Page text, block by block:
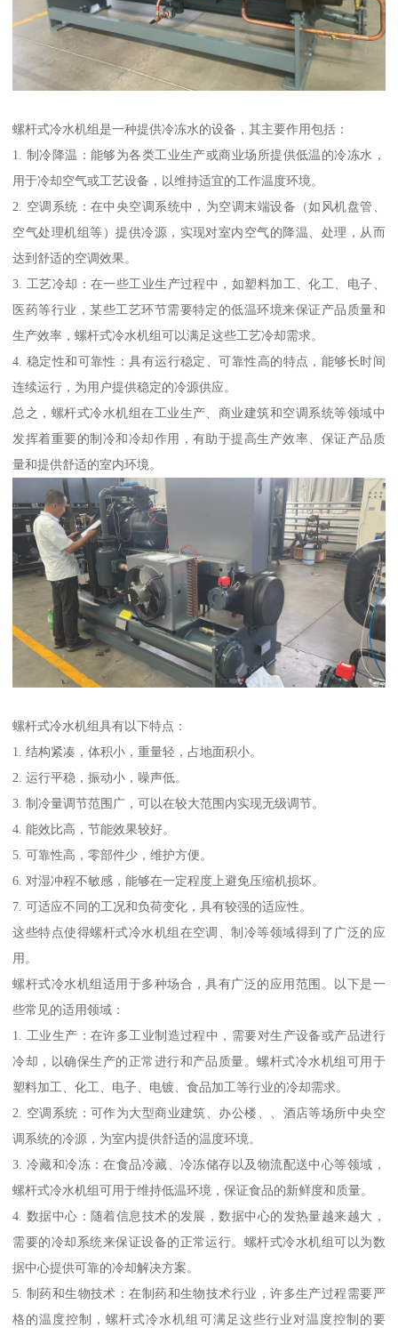
螺杆式冷水机组是一种提供冷冻水的设备，其主要作用包括：
1. 制冷降温：能够为各类工业生产或商业场所提供低温的冷冻水，
用于冷却空气或工艺设备，以维持适宜的工作温度环境。
2. 空调系统：在中央空调系统中，为空调末端设备（如风机盘管、
空气处理机组等）提供冷源，实现对室内空气的降温、处理，从而
达到舒适的空调效果。
3. 工艺冷却：在一些工业生产过程中，如塑料加工、化工、电子、
医药等行业，某些工艺环节需要特定的低温环境来保证产品质量和
生产效率，螺杆式冷水机组可以满足这些工艺冷却需求。
4. 稳定性和可靠性：具有运行稳定、可靠性高的特点，能够长时间
连续运行，为用户提供稳定的冷源供应。
总之，螺杆式冷水机组在工业生产、商业建筑和空调系统等领域中
发挥着重要的制冷和冷却作用，有助于提高生产效率、保证产品质
量和提供舒适的室内环境。
螺杆式冷水机组具有以下特点：
1. 结构紧凑，体积小，重量轻，占地面积小。
2. 运行平稳，振动小，噪声低。
3. 制冷量调节范围广，可以在较大范围内实现无级调节。
4. 能效比高，节能效果较好。
5. 可靠性高，零部件少，维护方便。
6. 对湿冲程不敏感，能够在一定程度上避免压缩机损坏。
7. 可适应不同的工况和负荷变化，具有较强的适应性。
这些特点使得螺杆式冷水机组在空调、制冷等领域得到了广泛的应
用。
螺杆式冷水机组适用于多种场合，具有广泛的应用范围。以下是一
些常见的适用领域：
1. 工业生产：在许多工业制造过程中，需要对生产设备或产品进行
冷却，以确保生产的正常进行和产品质量。螺杆式冷水机组可用于
塑料加工、化工、电子、电镀、食品加工等行业的冷却需求。
2. 空调系统：可作为大型商业建筑、办公楼、、酒店等场所中央空
调系统的冷源，为室内提供舒适的温度环境。
3. 冷藏和冷冻：在食品冷藏、冷冻储存以及物流配送中心等领域，
螺杆式冷水机组可用于维持低温环境，保证食品的新鲜度和质量。
4. 数据中心：随着信息技术的发展，数据中心的发热量越来越大，
需要的冷却系统来保证设备的正常运行。螺杆式冷水机组可以为数
据中心提供可靠的冷却解决方案。
5. 制药和生物技术：在制药和生物技术行业，许多生产过程需要严
格的温度控制，螺杆式冷水机组可满足这些行业对温度控制的要